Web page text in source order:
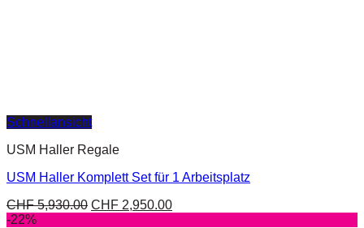
Schnellansicht
USM Haller Regale
USM Haller Komplett Set für 1 Arbeitsplatz
CHF5,930.00 CHF 2,950.00
-22%